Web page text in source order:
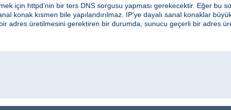
için httpd’nin bir ters DNS sorgusu yapması gerekecektir. Eğer bu
konak kısmen bile yapılandırılmaz. IP’ye dayalı sanal konaklar
adres üretilmesini gerektiren bir durumda, sunucu geçerli bir adres